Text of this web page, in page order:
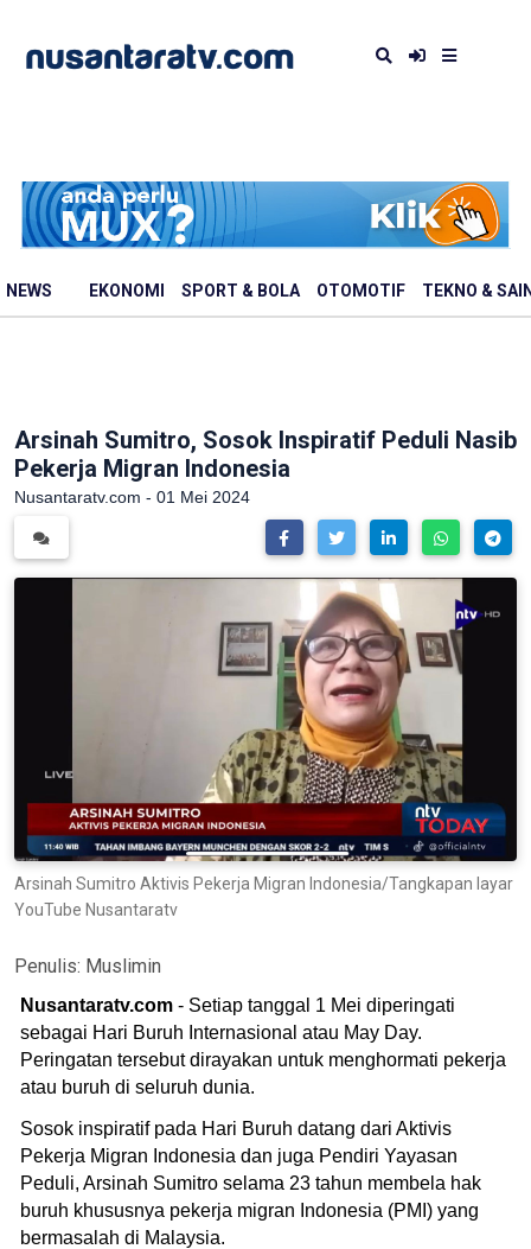
NEWS EKONOMI SPORT & BOLA OTOMOTIF TEKNO &
Arsinah Sumitro, Sosok Inspiratif Peduli Nasib
Pekerja Migran Indonesia
Nusantaratv.com - 01 Mei 2024
Arsinah Sumitro Aktivis Pekerja Migran Indonesia/Tangkapan layar
YouTube Nusantaratv
Penulis: Muslimin
Nusantaratv.com - Setiap tanggal 1 Mei diperingati
sebagai Hari Buruh Internasional atau May Day.
Peringatan tersebut dirayakan untuk menghormati pekerja
atau buruh di seluruh dunia.
Sosok inspiratif pada Hari Buruh datang dari Aktivis
Pekerja Migran Indonesia dan juga Pendiri Yayasan
Peduli, Arsinah Sumitro selama 23 tahun membela hak
buruh khususnya pekerja migran Indonesia (PMI) yang
bermasalah di Malaysia.